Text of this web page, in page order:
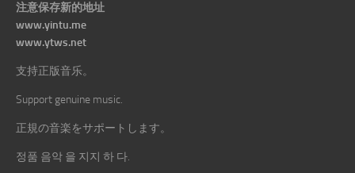
注意保存新的地址
www.yintu.me
www.ytws.net
支持正版音乐。
Support genuine music.
正規の音楽をサポートします。
정품 음악 을 지지 하 다.